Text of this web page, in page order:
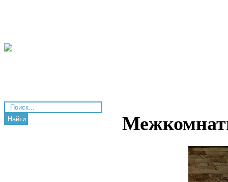
Найти